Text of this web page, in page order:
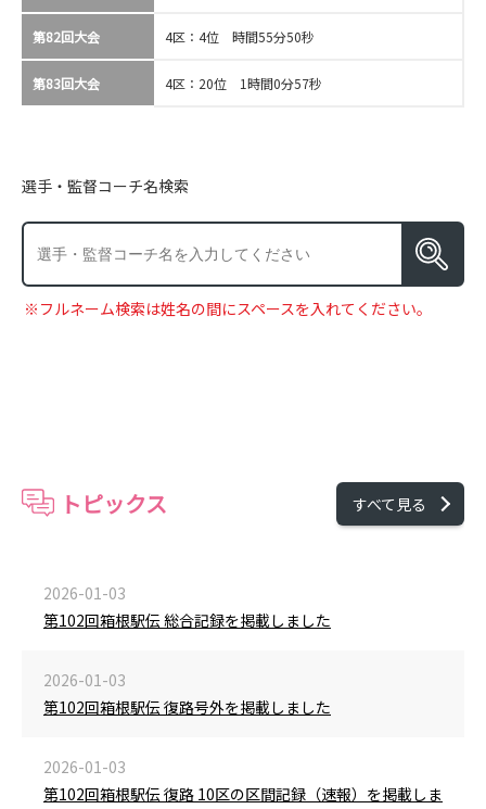
第82回大会 4区：4位 時間55分50秒
第83回大会 4区：20位 1時間0分57秒
選手・監督コーチ名検索
※フルネーム検索は姓名の間にスペースを入れてください。
トピックス すべて見る
2026-01-03
第102回箱根駅伝 総合記録を掲載しました
2026-01-03
第102回箱根駅伝 復路号外を掲載しました
2026-01-03
第102回箱根駅伝 復路 10区の区間記録（速報）を掲載しま